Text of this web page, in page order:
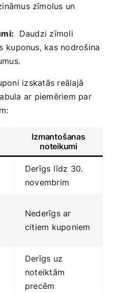
zīmolus un‌
⁣ Daudzi zīmoli
⁢kuponus, kas nodrošina
izskatās reālajā
ar piemēriem‌ par
Izmantošanas
noteikumi
Derīgs līdz 30.
novembrim
Nederīgs ar
citiem kuponiem
Derīgs uz⁤
noteiktām
‍precēm